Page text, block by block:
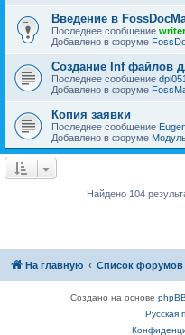
Введение в
Последнее сообщение writer
Добавлено в форуме
Создание Inf файлов
Последнее сообщение
Добавлено в форуме
Копия заявки
Последнее сообщение
Добавлено в форуме
Найдено 104
На главную Список форумов
Создано на основе phpBB
Русская